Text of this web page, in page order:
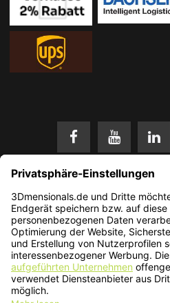
* Alle Preise in EUR inkl. gesetzl.
Änderungen und Irrtümer
© 2026 3Dmensionals / PONTIALIS